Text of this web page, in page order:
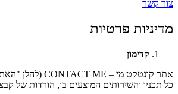
צור קשר
מדיניות פרטיות
קדימון
אתר קונטקט מי – CONTACT ME (להלן "האתר") הוא אתר המשתמש כאתר ייצוגי עבור
כל תכניו והשירותים המוצעים בו, הורדות של